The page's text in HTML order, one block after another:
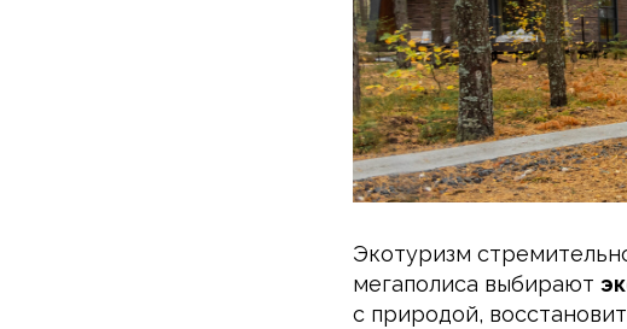
Экотуризм
мегаполиса выбирают
с природой,